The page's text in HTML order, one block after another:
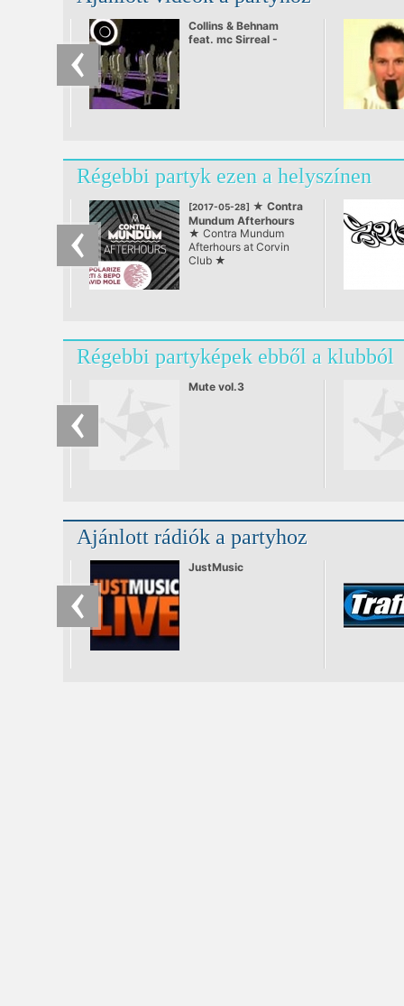
Collins & Behnam
feat. mc Sirreal -
Régebbi partyk ezen a helyszínen
[2017-05-28] ★ Contra
Mundum Afterhours
at Corvin Club ★
★ Contra Mundum
Afterhours at Corvin
Club ★
Régebbi partyképek ebből a klubból
Mute vol.3
Ajánlott rádiók a partyhoz
JustMusic